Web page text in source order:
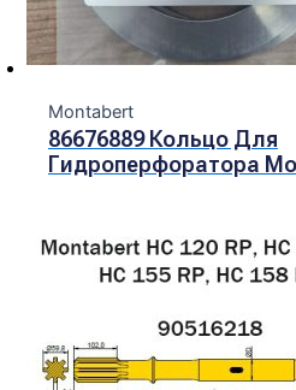
Montabert
86676889 Кольцо Для
Гидроперфоратора